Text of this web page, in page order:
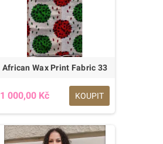
African Wax Print Fabric 33
1 000,00 Kč KOUPIT